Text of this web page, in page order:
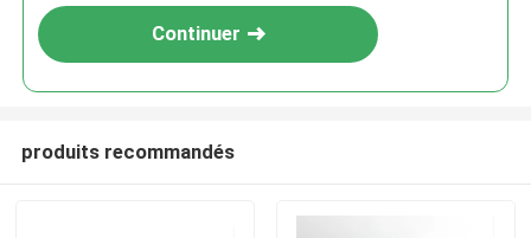
Continuer
produits recommandés